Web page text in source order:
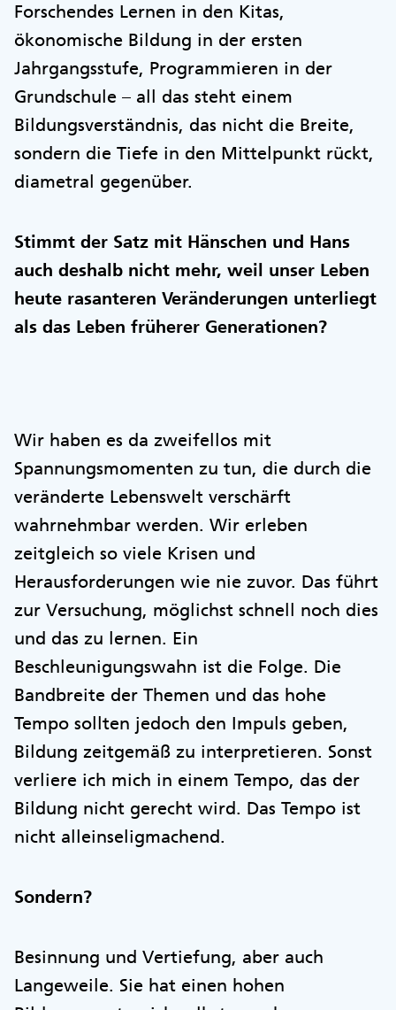
Forschendes Lernen in den Kitas,
ökonomische Bildung in der ersten
Jahrgangsstufe, Programmieren in der
Grundschule – all das steht einem
Bildungsverständnis, das nicht die Breite,
sondern die Tiefe in den Mittelpunkt rückt,
diametral gegenüber.
Stimmt der Satz mit Hänschen und Hans
auch deshalb nicht mehr, weil unser Leben
heute rasanteren Veränderungen unterliegt
als das Leben früherer Generationen?
Wir haben es da zweifellos mit
Spannungsmomenten zu tun, die durch die
veränderte Lebenswelt verschärft
wahrnehmbar werden. Wir erleben
zeitgleich so viele Krisen und
Herausforderungen wie nie zuvor. Das führt
zur Versuchung, möglichst schnell noch dies
und das zu lernen. Ein
Beschleunigungswahn ist die Folge. Die
Bandbreite der Themen und das hohe
Tempo sollten jedoch den Impuls geben,
Bildung zeitgemäß zu interpretieren. Sonst
verliere ich mich in einem Tempo, das der
Bildung nicht gerecht wird. Das Tempo ist
nicht alleinseligmachend.
Sondern?
Besinnung und Vertiefung, aber auch
Langeweile. Sie hat einen hohen